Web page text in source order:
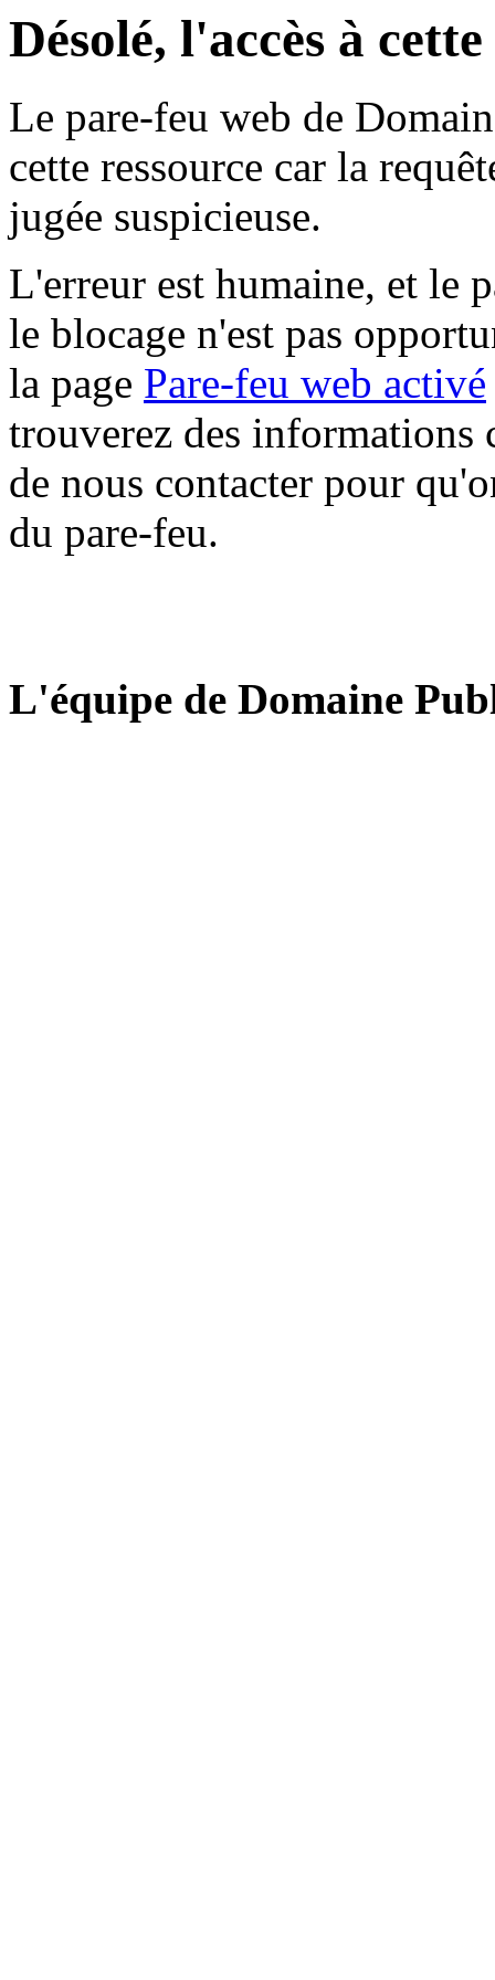
Désolé, l'accès à
Le pare-feu web de
cette ressource car la
jugée suspicieuse.
L'erreur est humaine, et le
le blocage n'est pas
la page Pare-feu web activé
trouverez des informations
de nous contacter pour
du pare-feu.
L'équipe de Domaine